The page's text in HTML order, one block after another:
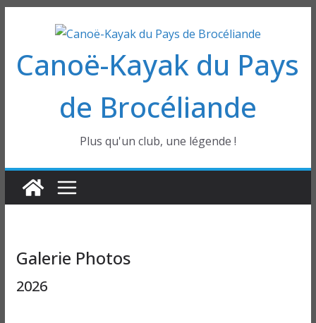
contenu
Canoë-Kayak du Pays
de Brocéliande
Plus qu'un club, une légende !
Galerie Photos
2026